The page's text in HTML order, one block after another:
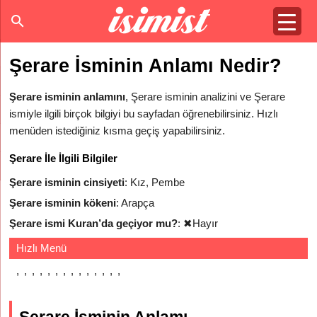
Şerare İsminin Anlamı Nedir?
Şerare isminin anlamını, Şerare isminin analizini ve Şerare
ismiyle ilgili birçok bilgiyi bu sayfadan öğrenebilirsiniz. Hızlı
menüden istediğiniz kısma geçiş yapabilirsiniz.
Şerare İle İlgili Bilgiler
Şerare isminin cinsiyeti: Kız, Pembe
Şerare isminin kökeni: Arapça
Şerare ismi Kuran’da geçiyor mu?: ✖Hayır
Hızlı Menü